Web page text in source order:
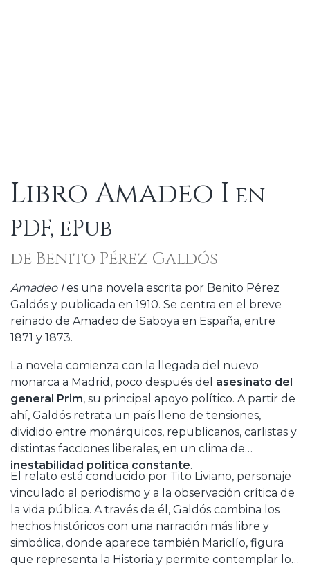
Libro Amadeo I en
PDF, ePub
de Benito Pérez Galdós
Amadeo Ies una novela escrita por Benito Pérez
Galdós y publicada en 1910. Se centra en el breve
reinado de Amadeo de Saboya en España, entre
1871 y 1873.
La novela comienza con la llegada del nuevo
monarca a Madrid, poco después del asesinato del
general Prim, su principal apoyo político. A partir de
ahí, Galdós retrata un país lleno de tensiones,
dividido entre monárquicos, republicanos, carlistas y
distintas facciones liberales, en un clima de
inestabilidad política constante.
El relato está conducido por Tito Liviano, personaje
vinculado al periodismo y a la observación crítica de
la vida pública. A través de él, Galdós combina los
hechos históricos con una narración más libre y
simbólica, donde aparece también Mariclío, figura
que representa la Historia y permite contemplar los